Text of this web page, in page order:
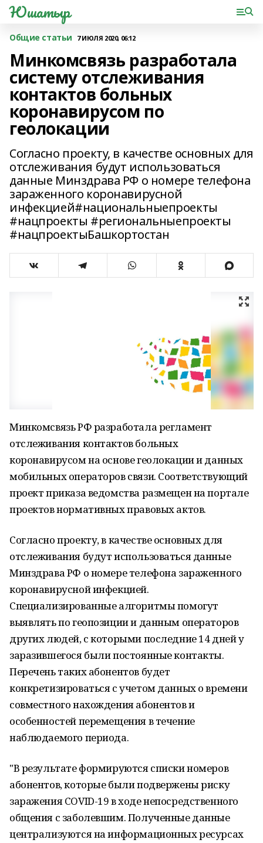
Юшатыр
Общие статьи 7 ИЮЛЯ 2020, 06:12
Минкомсвязь разработала
систему отслеживания
контактов больных
коронавирусом по
геолокации
Согласно проекту, в качестве основных для
отслеживания будут использоваться
данные Минздрава РФ о номере телефона
зараженного коронавирусной
инфекцией#национальныепроекты
#нацпроекты #региональныепроекты
#нацпроектыБашкортостан
Минкомсвязь РФ разработала регламент
отслеживания контактов больных
коронавирусом на основе геолокации и данных
мобильных операторов связи. Соответствующий
проект приказа ведомства размещен на портале
проектов нормативных правовых актов.
Согласно проекту, в качестве основных для
отслеживания будут использоваться данные
Минздрава РФ о номере телефона зараженного
коронавирусной инфекцией.
Специализированные алгоритмы помогут
выявлять по геопозиции и данным операторов
других людей, с которыми последние 14 дней у
заразившегося были постоянные контакты.
Перечень таких абонентов будет
конкретизироваться с учетом данных о времени
совместного нахождения абонентов и
особенностей перемещения в течение
наблюдаемого периода.
"В результате формируются списки номеров
абонентов, которые были подвержены риску
заражения COVID-19 в ходе непосредственного
общения с заболевшим. Полученные данные
централизуются на информационных ресурсах